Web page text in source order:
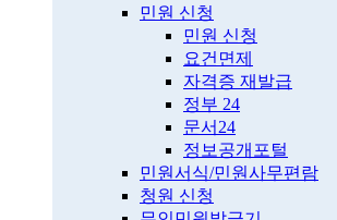
민원 신청
민원 신청
요건면제
자격증 재발급
정부 24
문서24
정보공개포털
민원서식/민원사무편람
청원 신청